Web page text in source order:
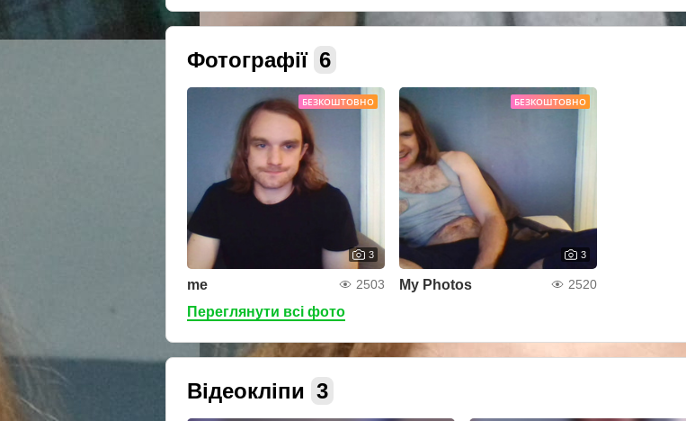
Фотографії 6
БЕЗКОШТОВНО
3
me 2503
БЕЗКОШТОВНО
3
My Photos 2520
Переглянути всі фото
Відеокліпи 3